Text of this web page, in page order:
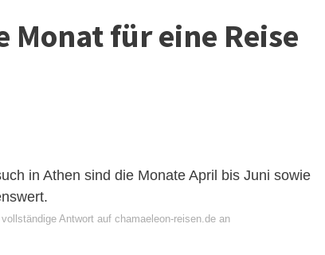
Monat für eine Reise
in Athen sind die Monate April bis Juni sowie
Antwort auf chamaeleon-reisen.de an